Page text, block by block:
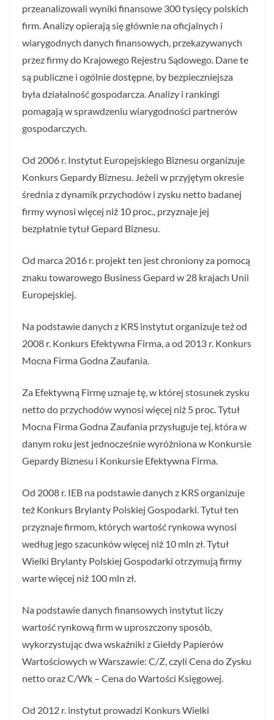
przeanalizowali wyniki finansowe 300 tysięcy polskich
firm. Analizy opierają się głównie na oficjalnych i
wiarygodnych danych finansowych, przekazywanych
przez firmy do Krajowego Rejestru Sądowego. Dane te
są publiczne i ogólnie dostępne, by bezpieczniejsza
była działalność gospodarcza. Analizy i rankingi
pomagają w sprawdzeniu wiarygodności partnerów
gospodarczych.
Od 2006 r. Instytut Europejskiego Biznesu organizuje
Konkurs Gepardy Biznesu. Jeżeli w przyjętym okresie
średnia z dynamik przychodów i zysku netto badanej
firmy wynosi więcej niż 10 proc., przyznaje jej
bezpłatnie tytuł Gepard Biznesu.
Od marca 2016 r. projekt ten jest chroniony za pomocą
znaku towarowego Business Gepard w 28 krajach Unii
Europejskiej.
Na podstawie danych z KRS instytut organizuje też od
2008 r. Konkurs Efektywna Firma, a od 2013 r. Konkurs
Mocna Firma Godna Zaufania.
Za Efektywną Firmę uznaje tę, w której stosunek zysku
netto do przychodów wynosi więcej niż 5 proc. Tytuł
Mocna Firma Godna Zaufania przysługuje tej, która w
danym roku jest jednocześnie wyróżniona w Konkursie
Gepardy Biznesu i Konkursie Efektywna Firma.
Od 2008 r. IEB na podstawie danych z KRS organizuje
też Konkurs Brylanty Polskiej Gospodarki. Tytuł ten
przyznaje firmom, których wartość rynkowa wynosi
według jego szacunków więcej niż 10 mln zł. Tytuł
Wielki Brylanty Polskiej Gospodarki otrzymują firmy
warte więcej niż 100 mln zł.
Na podstawie danych finansowych instytut liczy
wartość rynkową firm w uproszczony sposób,
wykorzystując dwa wskaźniki z Giełdy Papierów
Wartościowych w Warszawie: C/Z, czyli Cena do Zysku
netto oraz C/Wk – Cena do Wartości Księgowej.
Od 2012 r. instytut prowadzi Konkurs Wielki